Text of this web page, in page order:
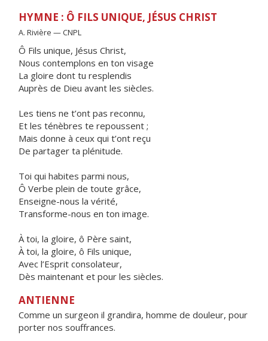
HYMNE : Ô FILS UNIQUE, JÉSUS CHRIST
A. Rivière — CNPL
Ô Fils unique, Jésus Christ,
Nous contemplons en ton visage
La gloire dont tu resplendis
Auprès de Dieu avant les siècles.
Les tiens ne t’ont pas reconnu,
Et les ténèbres te repoussent ;
Mais donne à ceux qui t’ont reçu
De partager ta plénitude.
Toi qui habites parmi nous,
Ô Verbe plein de toute grâce,
Enseigne-nous la vérité,
Transforme-nous en ton image.
À toi, la gloire, ô Père saint,
À toi, la gloire, ô Fils unique,
Avec l’Esprit consolateur,
Dès maintenant et pour les siècles.
ANTIENNE
Comme un surgeon il grandira, homme de douleur, pour
porter nos souffrances.